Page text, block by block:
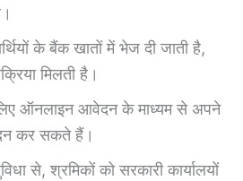
के बैंक खातों में भेज दी जाती है,
मिलती है।
ऑनलाइन आवेदन के माध्यम से अपने
कर सकते हैं।
से, श्रमिकों को सरकारी कार्यालयों